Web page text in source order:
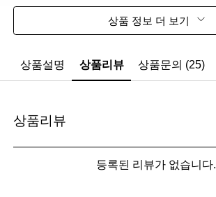
상품 정보 더 보기
상품설명 상품리뷰 상품문의 (25)
상품리뷰
등록된 리뷰가 없습니다.